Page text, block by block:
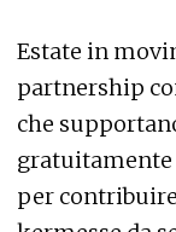
Estate in
partnership
che
per